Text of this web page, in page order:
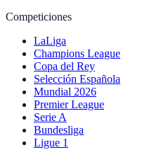
Competiciones
LaLiga
Champions League
Copa del Rey
Selección Española
Mundial 2026
Premier League
Serie A
Bundesliga
Ligue 1